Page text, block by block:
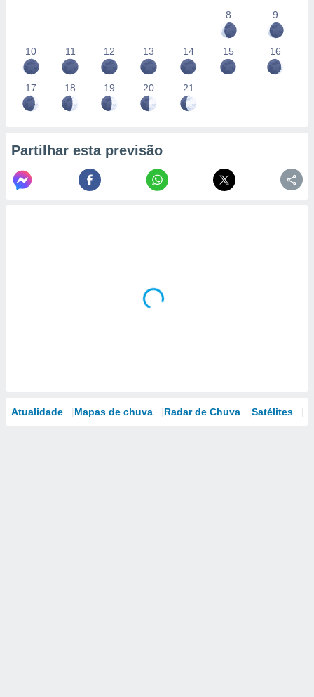
8
9
10 11 12 13 14 15 16
17 18 19 20 21
Partilhar esta previsão
Atualidade Mapas de chuva Radar de Chuva Satélites